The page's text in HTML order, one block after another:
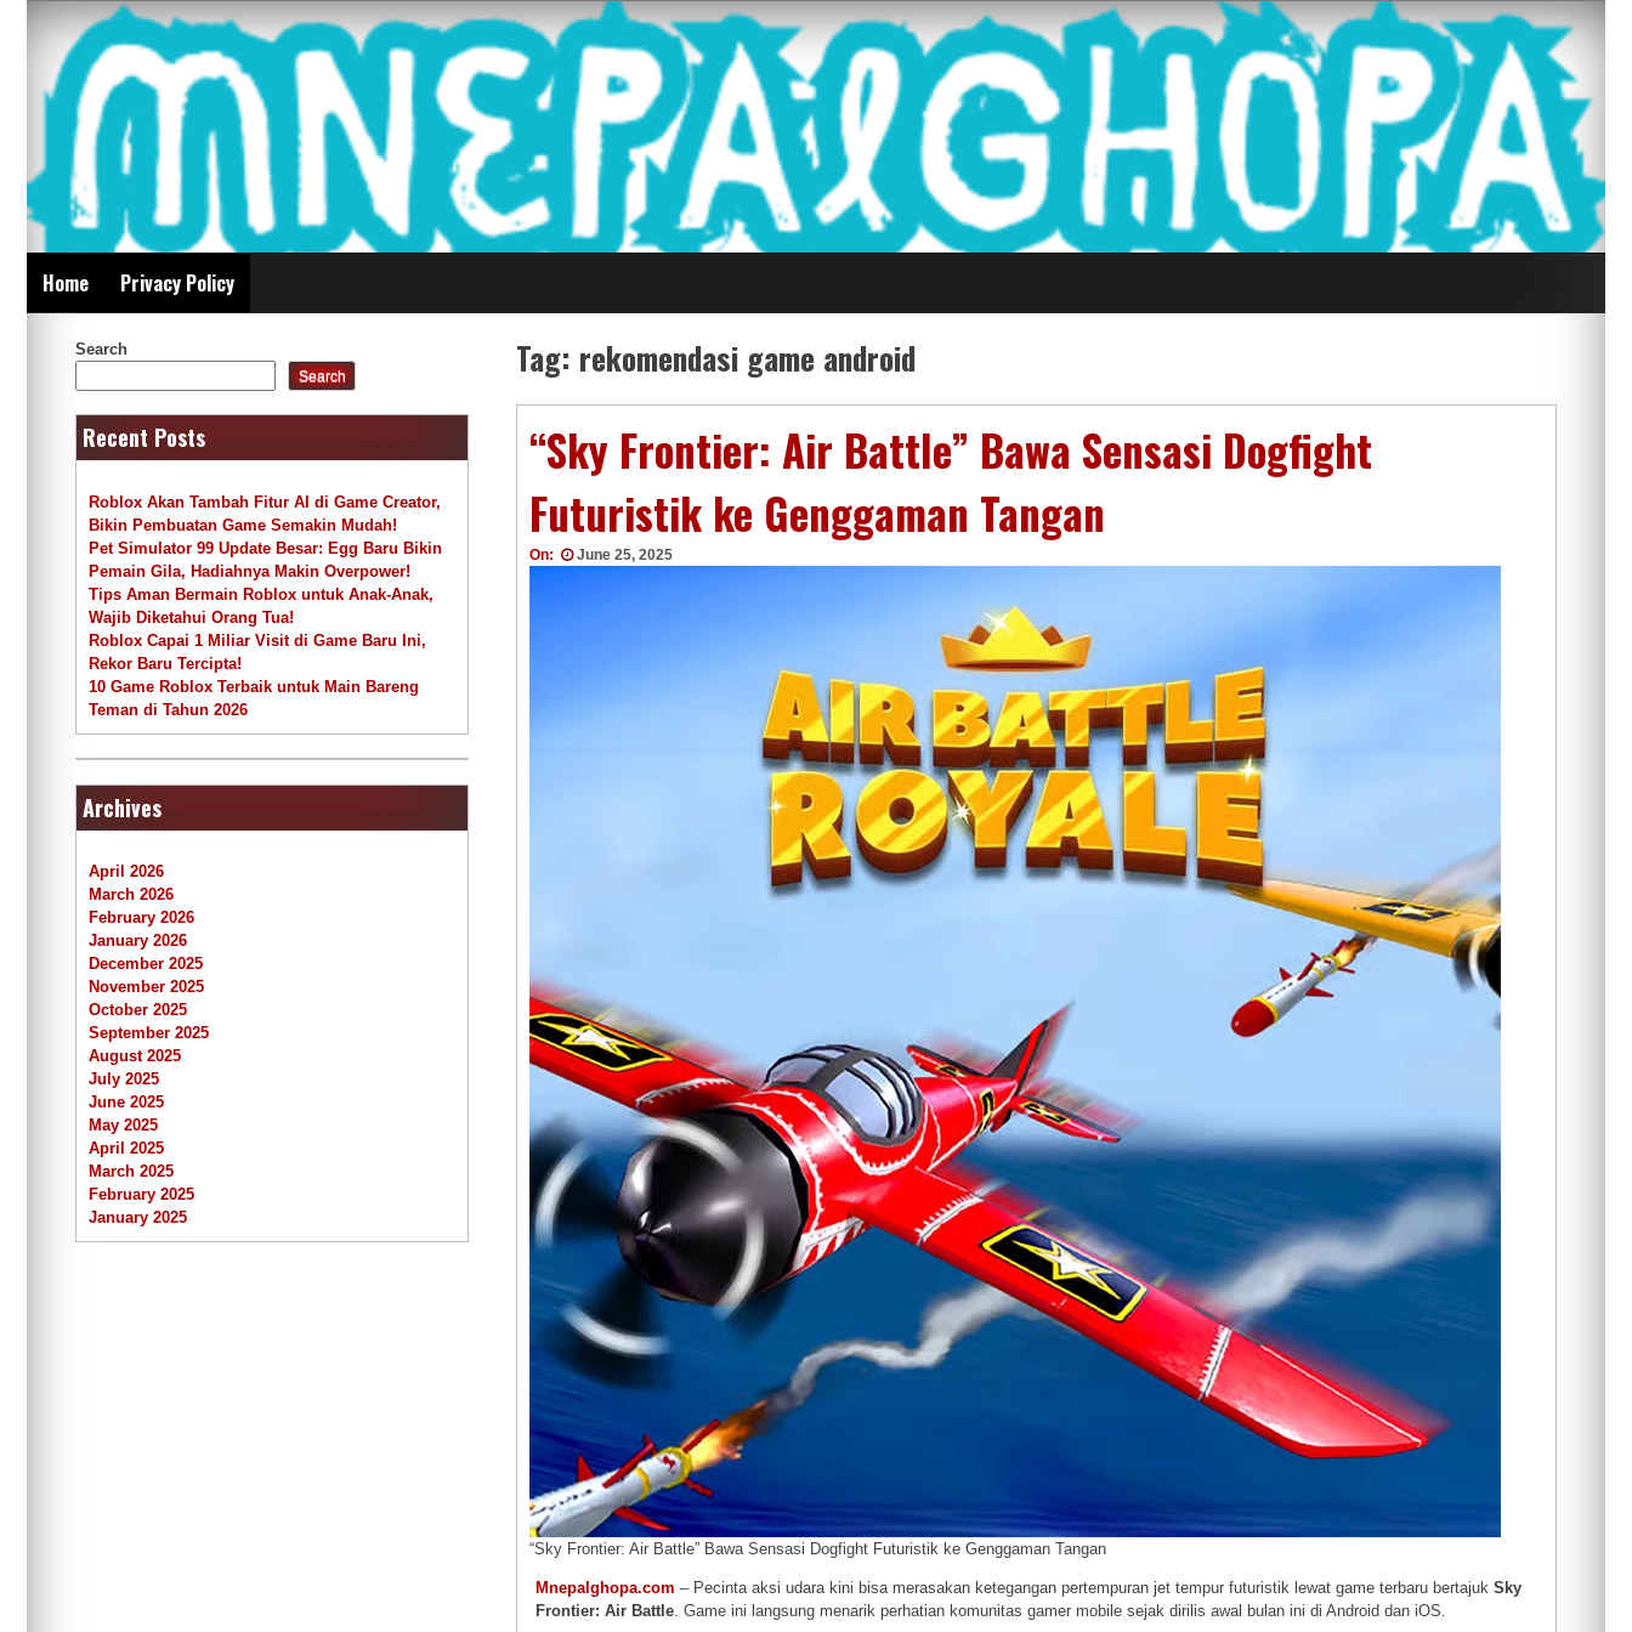
content
Mnepalghopa Review Game Terkini Paling Seluruh Di
Indonesia
Home Privacy Policy
Tag: rekomendasi game android
“Sky Frontier: Air Battle” Bawa Sensasi Dogfight
Futuristik ke Genggaman Tangan
On: June 25, 2025
“Sky Frontier: Air Battle” Bawa Sensasi Dogfight Futuristik ke Genggaman Tangan
Mnepalghopa.com – Pecinta aksi udara kini bisa merasakan ketegangan pertempuran jet tempur futuristik lewat game terbaru bertajukSky
Frontier: Air Battle . Game ini langsung menarik perhatian komunitas gamer mobile sejak dirilis awal bulan ini di Android dan iOS.
Search
Search
Recent Posts
Roblox Akan Tambah Fitur AI di Game Creator,
Bikin Pembuatan Game Semakin Mudah!
Pet Simulator 99 Update Besar: Egg Baru Bikin
Pemain Gila, Hadiahnya Makin Overpower!
Tips Aman Bermain Roblox untuk Anak-Anak,
Wajib Diketahui Orang Tua!
Roblox Capai 1 Miliar Visit di Game Baru Ini,
Rekor Baru Tercipta!
10 Game Roblox Terbaik untuk Main Bareng
Teman di Tahun 2026
Archives
April 2026
March 2026
February 2026
January 2026
December 2025
November 2025
October 2025
September 2025
August 2025
July 2025
June 2025
May 2025
April 2025
March 2025
February 2025
January 2025